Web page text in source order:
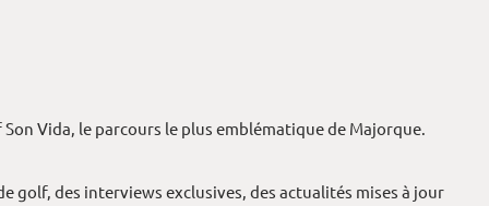
Vida, le parcours le plus emblématique de Majorque.
golf, des interviews exclusives, des actualités mises à jour